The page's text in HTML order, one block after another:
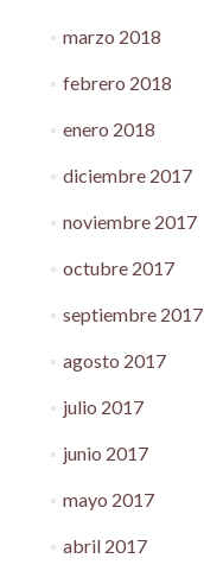
marzo 2018
febrero 2018
enero 2018
diciembre 2017
noviembre 2017
octubre 2017
septiembre 2017
agosto 2017
julio 2017
junio 2017
mayo 2017
abril 2017